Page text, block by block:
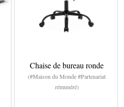
Chaise de bureau ronde
(#Maison du Monde #Partenariat
rémunéré)